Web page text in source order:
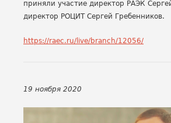
приняли участие директор РАЭК
директор РОЦИТ Сергей Гребенников.
https://raec.ru/live/branch/12056/
19 ноября 2020